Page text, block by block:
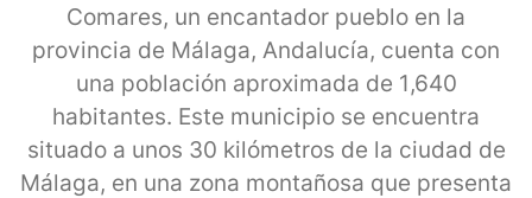
Comares, un encantador pueblo en la
provincia de Málaga, Andalucía, cuenta con
una población aproximada de 1,640
habitantes. Este municipio se encuentra
situado a unos 30 kilómetros de la ciudad de
Málaga, en una zona montañosa que presenta